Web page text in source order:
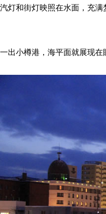
汽灯和街灯映照在水面，充满
一出小樽港，海平面就展现在